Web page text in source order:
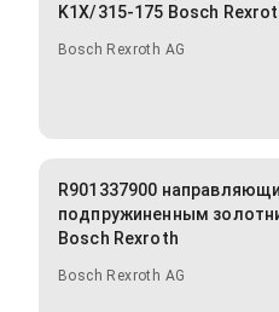
K1X/315-175 Bosch
Bosch Rexroth AG
R901337900
подпружиненным
Bosch Rexroth
Bosch Rexroth AG